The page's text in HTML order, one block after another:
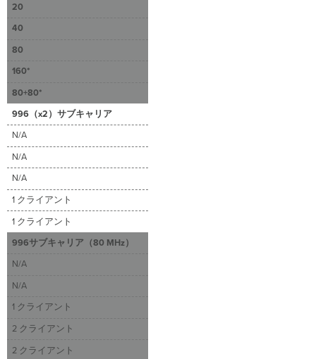
20
40
80
160*
80+80*
996（x2）サブキャリア
N/A
N/A
N/A
1 クライアント
1 クライアント
996サブキャリア（80 MHz）
N/A
N/A
1 クライアント
2 クライアント
2 クライアント